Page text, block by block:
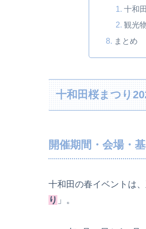
十和
観光
まとめ
十和田桜まつり
開催期間・会場・
十和田の春イベントは
り 」。